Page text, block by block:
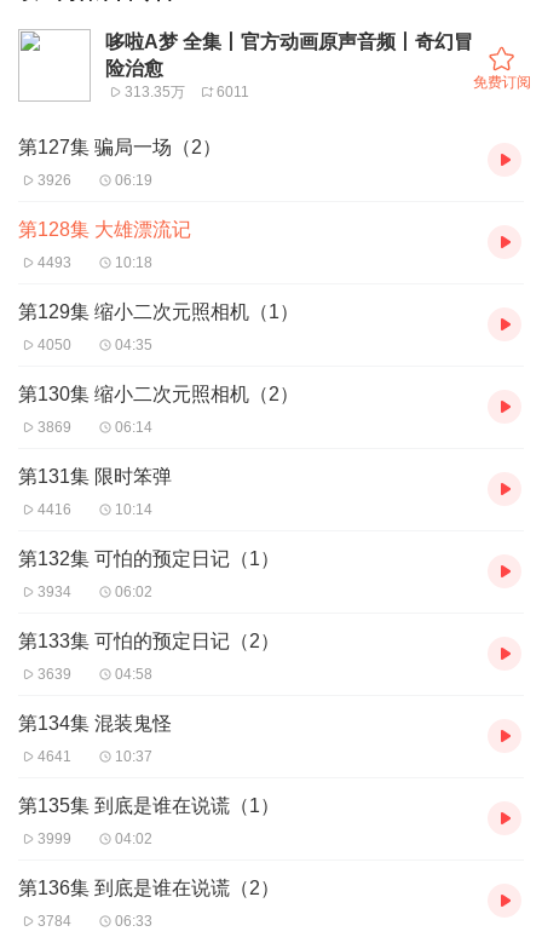
哆啦A梦 全集丨官方动画原声音频丨奇幻冒
险治愈
313.35万 6011
免费订阅
第127集 骗局一场（2）
3926 06:19
第128集 大雄漂流记
4493 10:18
第129集 缩小二次元照相机（1）
4050 04:35
第130集 缩小二次元照相机（2）
3869 06:14
第131集 限时笨弹
4416 10:14
第132集 可怕的预定日记（1）
3934 06:02
第133集 可怕的预定日记（2）
3639 04:58
第134集 混装鬼怪
4641 10:37
第135集 到底是谁在说谎（1）
3999 04:02
第136集 到底是谁在说谎（2）
3784 06:33